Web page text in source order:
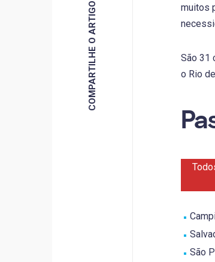
COMPARTILHE O ARTIGO
muitos
São 31
o Rio
São